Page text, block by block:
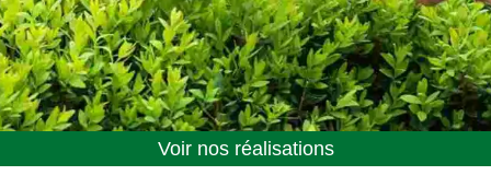
Voir nos réalisations